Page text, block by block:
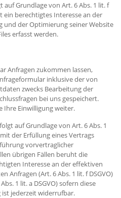
auf Grundlage von Art. 6 Abs. 1 lit. f
ein berechtigtes Interesse an der
und der Optimierung seiner Website
erfasst werden.
Anfragen zukommen lassen,
inklusive der von
zwecks Bearbeitung der
bei uns gespeichert.
Ihre Einwilligung weiter.
auf Grundlage von Art. 6 Abs. 1
der Erfüllung eines Vertrags
vorvertraglicher
übrigen Fällen beruht die
Interesse an der effektiven
Anfragen (Art. 6 Abs. 1 lit. f DSGVO)
1 lit. a DSGVO) sofern diese
jederzeit widerrufbar.